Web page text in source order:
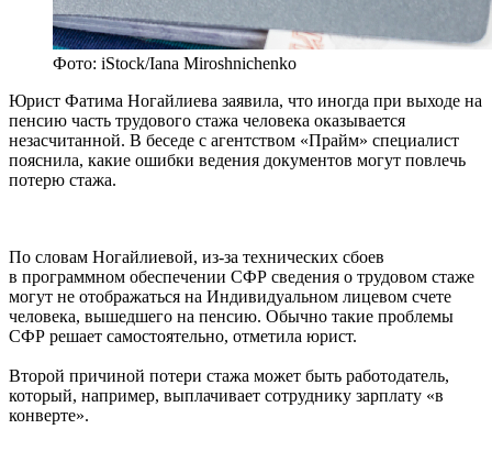
Фото: iStock/Iana Miroshnichenko
Юрист Фатима Ногайлиева заявила, что иногда при выходе на
пенсию часть трудового стажа человека оказывается
незасчитанной. В беседе с агентством «Прайм» специалист
пояснила, какие ошибки ведения документов могут повлечь
потерю стажа.
По словам Ногайлиевой, из-за технических сбоев
в программном обеспечении СФР сведения о трудовом стаже
могут не отображаться на Индивидуальном лицевом счете
человека, вышедшего на пенсию. Обычно такие проблемы
СФР решает самостоятельно, отметила юрист.
Второй причиной потери стажа может быть работодатель,
который, например, выплачивает сотруднику зарплату «в
конверте».